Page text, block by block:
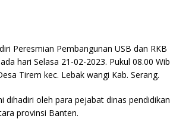
Peresmian Pembangunan USB dan RKB
hari Selasa 21-02-2023. Pukul 08.00 Wib
Tirem kec. Lebak wangi Kab. Serang.
dihadiri oleh para pejabat dinas pendidikan
provinsi Banten.